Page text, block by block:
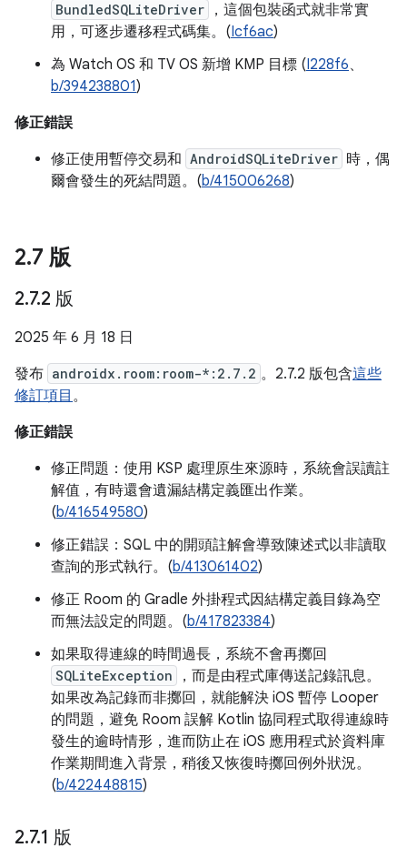
BundledSQLiteDriver
，這個包裝函式就非常實
用，可逐步遷移程式碼集。(Icf6ac)
為 Watch OS 和 TV OS 新增 KMP 目標 (I228f6、
b/394238801)
修正錯誤
修正使用暫停交易和 AndroidSQLiteDriver 時，偶
爾會發生的死結問題。(b/415006268)
2.7 版
2.7.2 版
2025 年 6 月 18 日
發布 androidx.room:room-*:2.7.2 。2.7.2 版包含這些
修訂項目 。
修正錯誤
修正問題：使用 KSP 處理原生來源時，系統會誤讀註
解值，有時還會遺漏結構定義匯出作業。
(b/416549580)
修正錯誤：SQL 中的開頭註解會導致陳述式以非讀取
查詢的形式執行。(b/413061402)
修正 Room 的 Gradle 外掛程式因結構定義目錄為空
而無法設定的問題。(b/417823384)
如果取得連線的時間過長，系統不會再擲回
SQLiteException
，而是由程式庫傳送記錄訊息。
如果改為記錄而非擲回，就能解決 iOS 暫停 Looper
的問題，避免 Room 誤解 Kotlin 協同程式取得連線時
發生的逾時情形，進而防止在 iOS 應用程式於資料庫
作業期間進入背景，稍後又恢復時擲回例外狀況。
(b/422448815)
2.7.1 版